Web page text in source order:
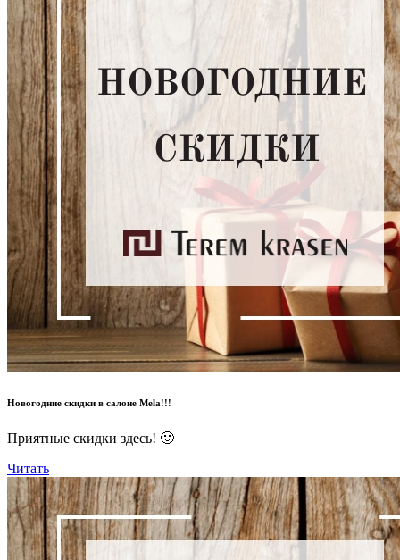
Новогодние скидки в салоне Mela!!!
Приятные скидки здесь! 🙂
Читать